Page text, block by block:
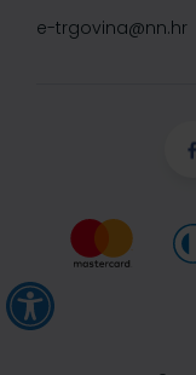
e-trgovina@nn.hr